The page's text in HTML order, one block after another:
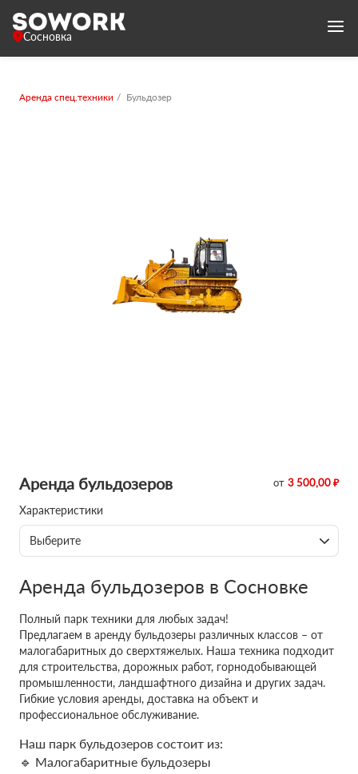
Сосновка
Аренда спец.техники Бульдозер
Аренда бульдозеров от 3 500,00 ₽
Характеристики
Выберите
Аренда бульдозеров в Сосновке
Полный парк техники для любых задач!
Предлагаем в аренду бульдозеры различных классов – от
малогабаритных до сверхтяжелых. Наша техника подходит
для строительства, дорожных работ, горнодобывающей
промышленности, ландшафтного дизайна и других задач.
Гибкие условия аренды, доставка на объект и
профессиональное обслуживание.
Наш парк бульдозеров состоит из:
🔹 Малогабаритные бульдозеры